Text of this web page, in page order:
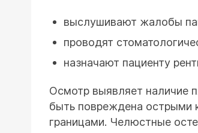
выслушивают жалобы
проводят
назначают пациенту
Осмотр выявляет наличие
быть повреждена острыми
границами. Челюстные